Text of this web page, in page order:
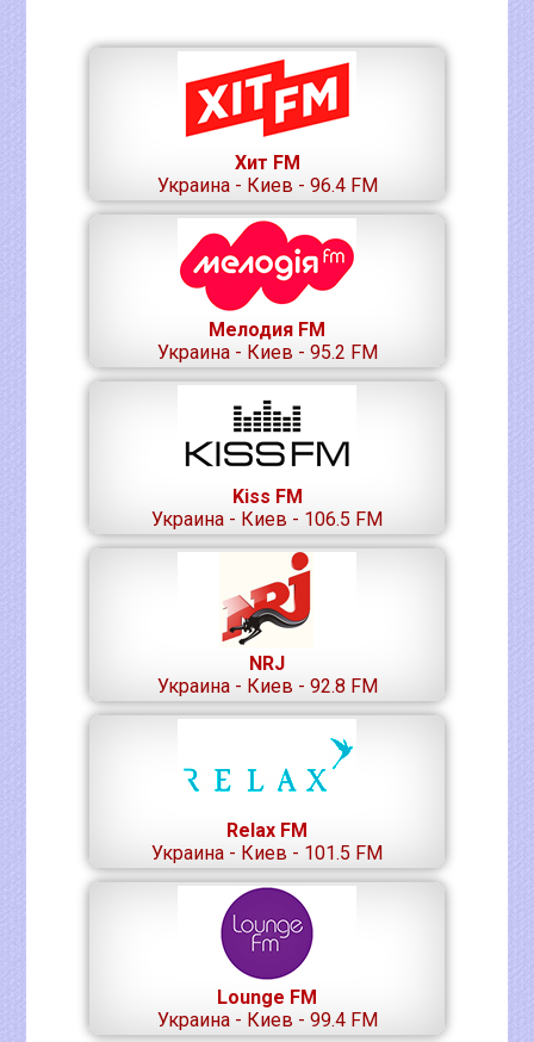
Хит FM
Украина - Киев - 96.4 FM
Мелодия FM
Украина - Киев - 95.2 FM
Kiss FM
Украина - Киев - 106.5 FM
NRJ
Украина - Киев - 92.8 FM
Relax FM
Украина - Киев - 101.5 FM
Lounge FM
Украина - Киев - 99.4 FM